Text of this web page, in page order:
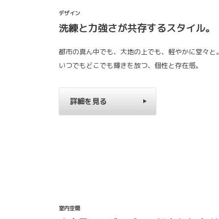
デザイン
洗練と力強さが共存するスタイル。
都市の真ん中でも、大地の上でも、軽やかに堂々と
いつでもどこでも輝きを放つ、個性と存在感。
詳細を見る
室内空間